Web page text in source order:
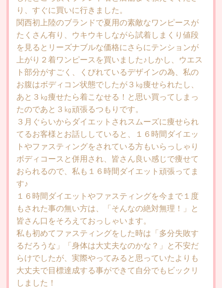
り、すぐに買いに行きました。
関西初上陸のブランドで夏用の素敵なワンピースが
たくさん有り、ウキウキしながら試着しまくり値段
を見るとリーズナブルな価格にさらにテンションが
上がり２着ワンピースを買いました♪しかし、ウエス
ト部分がすごく、くびれているデザインの為、私の
お腹はボディコン状態でしたが３㎏痩せられたし、
あと３㎏痩せたら着こなせる！と思い買ってしまっ
たのであと３㎏頑張るつもりです。
３月ぐらいからダイエットされスムーズに痩せられ
てるお客様とお話ししていると、１６時間ダイエッ
トやファスティングをされている方もいらっしゃり
ボディコースと併用され、皆さん良い感じで痩せて
おられるので、私も１６時間ダイエット頑張ってま
す♪
１６時間ダイエットやファスティングを今まで１度
もされた事の無い方は、「そんなの絶対無理！」と
皆さん口をそろえておっしゃいます。
私も初めてファスティングをした時は「多分失敗す
るだろうな」「身体は大丈夫なのかな？」と不安だ
らけでしたが、実際やってみると思っていたよりも
大丈夫で目標達成する事ができて自分でもビックリ
しました！